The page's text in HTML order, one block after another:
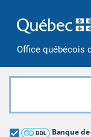
Office québécois
Banque
Grand